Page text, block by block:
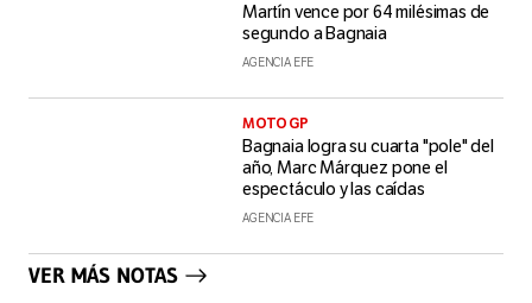
Martín vence por 64 milésimas de
segundo a Bagnaia
AGENCIA EFE
MOTO GP
Bagnaia logra su cuarta "pole" del
año, Marc Márquez pone el
espectáculo y las caídas
AGENCIA EFE
VER MÁS NOTAS